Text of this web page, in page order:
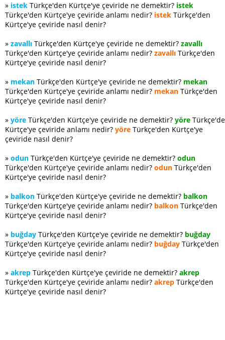
» istek Türkçe'den Kürtçe'ye çeviride ne demektir? istek
Türkçe'den Kürtçe'ye çeviride anlamı nedir? istek Türkçe'den
Kürtçe'ye çeviride nasıl denir?
» zavallı Türkçe'den Kürtçe'ye çeviride ne demektir? zavallı
Türkçe'den Kürtçe'ye çeviride anlamı nedir? zavallı Türkçe'den
Kürtçe'ye çeviride nasıl denir?
» mekan Türkçe'den Kürtçe'ye çeviride ne demektir? mekan
Türkçe'den Kürtçe'ye çeviride anlamı nedir? mekan Türkçe'den
Kürtçe'ye çeviride nasıl denir?
» yöre Türkçe'den Kürtçe'ye çeviride ne demektir? yöre
Kürtçe'ye çeviride anlamı nedir? yöre Türkçe'den Kürtçe'ye
çeviride nasıl denir?
» odun Türkçe'den Kürtçe'ye çeviride ne demektir? odun
Türkçe'den Kürtçe'ye çeviride anlamı nedir? odun Türkçe'den
Kürtçe'ye çeviride nasıl denir?
» balkon Türkçe'den Kürtçe'ye çeviride ne demektir? balkon
Türkçe'den Kürtçe'ye çeviride anlamı nedir? balkon Türkçe'den
Kürtçe'ye çeviride nasıl denir?
» buğday Türkçe'den Kürtçe'ye çeviride ne demektir? buğday
Türkçe'den Kürtçe'ye çeviride anlamı nedir? buğday Türkçe'den
Kürtçe'ye çeviride nasıl denir?
» akrep Türkçe'den Kürtçe'ye çeviride ne demektir? akrep
Türkçe'den Kürtçe'ye çeviride anlamı nedir? akrep Türkçe'den
Kürtçe'ye çeviride nasıl denir?